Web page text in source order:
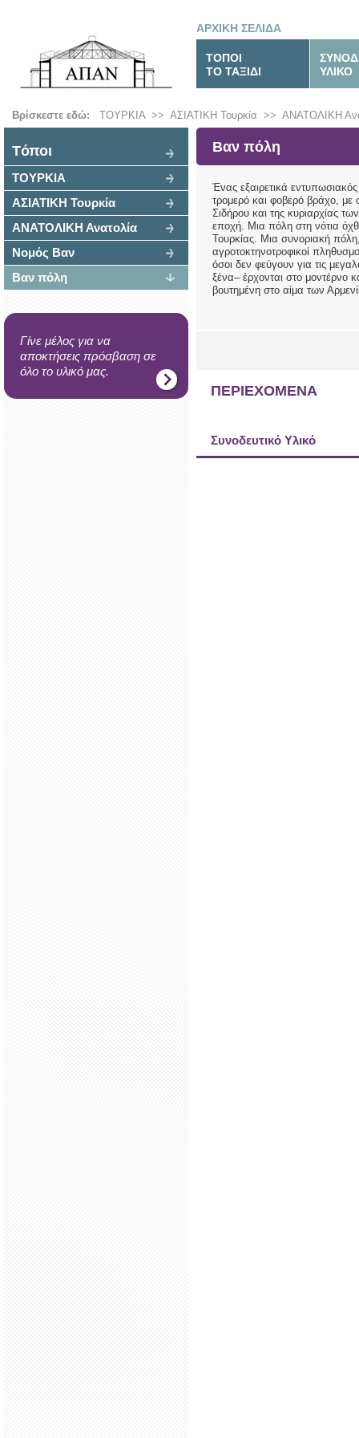
ΑΡΧΙΚΗ ΣΕΛΙΔΑ
ΤΟΠΟΙ
ΤΟ ΤΑΞΙΔΙ
ΥΛΙΚΟ
Βρίσκεστε εδώ: ΤΟΥΡΚΙΑ>> ΑΣΙΑΤΙΚΗ Τουρκία >> ΑΝΑΤΟΛΙΚΗ
Tόποι
ΤΟΥΡΚΙΑ
ΑΣΙΑΤΙΚΗ Τουρκία
ΑΝΑΤΟΛΙΚΗ Ανατολία
Νομός Βαν
Βαν πόλη
Γίνε μέλος για να
αποκτήσεις πρόσβαση σε
όλο το υλικό μας.
Βαν πόλη
Ένας εξαιρετικά
τρομερό και φοβερό βράχο, με
Σιδήρου και της κυριαρχίας
εποχή. Μια πόλη στη νότια
Τουρκίας. Μια συνοριακή
αγροτοκτηνοτροφικοί
όσοι δεν φεύγουν για τις
ξένα– έρχονται στο μοντέρνο
βουτημένη στο αίμα των
ΠΕΡΙΕΧΟΜΕΝΑ
Συνοδευτικό Υλικό